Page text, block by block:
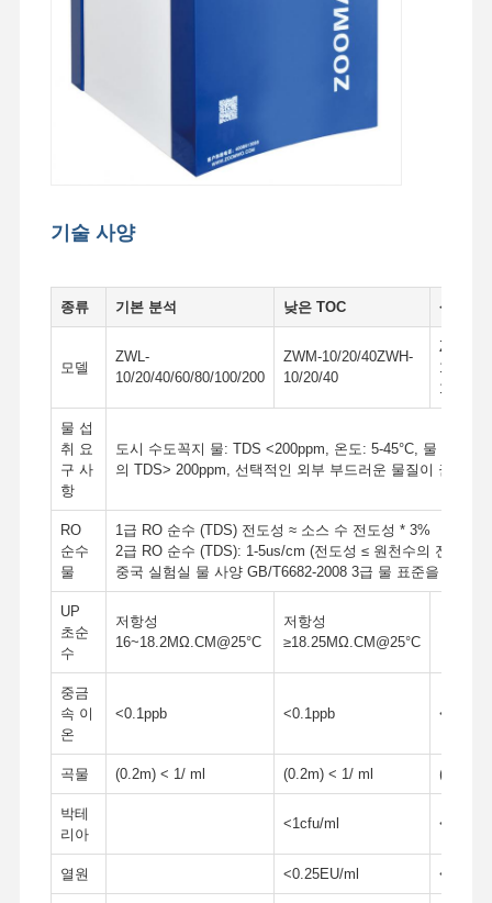
공장 투어
초순수 기계
극히 순수한 물 정제 장치
초순수 필터레이션 시스템
울트라 퓨어 RO 워터 시스템
산업용 정수 시스템
탈염수 기계
물 정화 용품
물 정화 시스템 액세서리
기술 사양
종류 기본 분석 낮은 TOC 생명 과
모델
ZWL-
10/20/40/60/80/100/200
ZWM-10/20/40ZWH-
10/20/40
ZWM-
10/20/
10/20/
물 섭
취 요
구 사
항
도시 수도꼭지 물: TDS <200ppm, 온도: 5-45°C, 물 압력:
의 TDS> 200ppm, 선택적인 외부 부드러운 물질이 권장되
RO
순수
물
1급 RO 순수 (TDS) 전도성 ≈ 소스 수 전도성 * 3%
2급 RO 순수 (TDS): 1-5us/cm (전도성 ≤ 원천수의 전도성 *
중국 실험실 물 사양 GB/T6682-2008 3급 물 표준을 준수합
UP
초순
수
저항성
16~18.2MΩ.CM@25°C
저항성
≥18.25MΩ.CM@25°C
중금
속 이
온
<0.1ppb <0.1ppb <0.1ppb
곡물 (0.2m) < 1/ ml (0.2m) < 1/ ml (0.2m)
박테
리아
<1cfu/ml
열원 <0.25EU/ml <